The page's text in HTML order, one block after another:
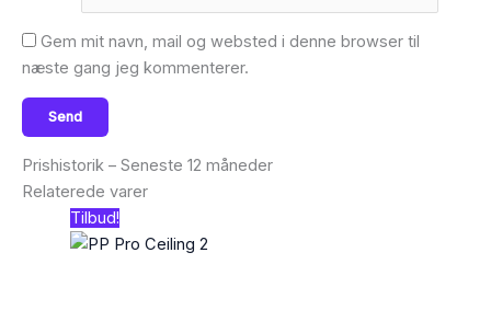
Gem mit navn, mail og websted i denne browser til
næste gang jeg kommenterer.
Prishistorik – Seneste 12 måneder
Relaterede varer
Tilbud!